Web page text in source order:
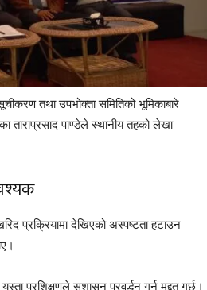
तथा उपभोक्ता समितिको भूमिकाबारे
ताराप्रसाद पाण्डेले स्थानीय तहको लेखा
प्रक्रियामा देखिएको अस्पष्टता हटाउन
प्रशिक्षणले सुशासन प्रवर्द्धन गर्न मद्दत गर्छ।